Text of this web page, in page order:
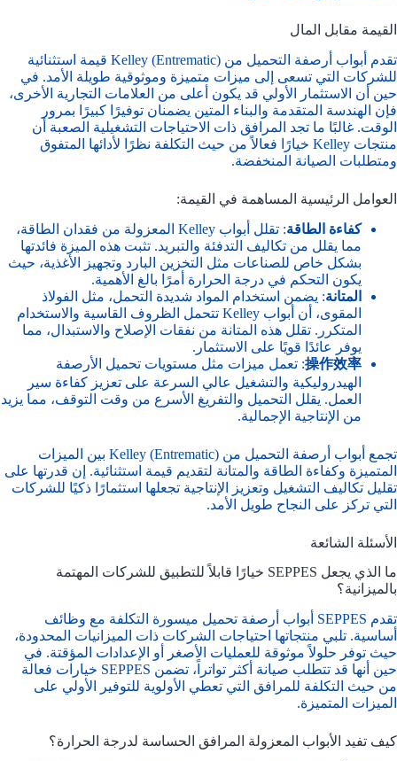
القيمة مقابل المال
تقدم أبواب أرصفة التحميل من Kelley (Entrematic) قيمة استثنائية
للشركات التي تسعى إلى ميزات متميزة وموثوقية طويلة الأمد. في
حين أن الاستثمار الأولي قد يكون أعلى من العلامات التجارية الأخرى،
فإن الهندسة المتقدمة والبناء المتين يضمنان توفيرًا كبيرًا بمرور
الوقت. غالبًا ما تجد المرافق ذات الاحتياجات التشغيلية الصعبة أن
منتجات Kelley خيارًا فعالاً من حيث التكلفة نظرًا لأدائها المتفوق
ومتطلبات الصيانة المنخفضة.
العوامل الرئيسية المساهمة في القيمة:
كفاءة الطاقة
: تقلل أبواب Kelley المعزولة من فقدان الطاقة،
مما يقلل من تكاليف التدفئة والتبريد. تثبت هذه الميزة فائدتها
بشكل خاص للصناعات مثل التخزين البارد وتجهيز الأغذية، حيث
يكون التحكم في درجة الحرارة أمرًا بالغ الأهمية.
المتانة: يضمن استخدام المواد شديدة التحمل، مثل الفولاذ
المقوى، أن أبواب Kelley تتحمل الظروف القاسية والاستخدام
المتكرر. تقلل هذه المتانة من نفقات الإصلاح والاستبدال، مما
يوفر عائدًا قويًا على الاستثمار.
操作效率: تعمل ميزات مثل مستويات تحميل الأرصفة
الهيدروليكية والتشغيل عالي السرعة على تعزيز كفاءة سير
العمل. يقلل التحميل والتفريغ الأسرع من وقت التوقف، مما يزيد
من الإنتاجية الإجمالية.
تجمع أبواب أرصفة التحميل من Kelley (Entrematic) بين الميزات
المتميزة وكفاءة الطاقة والمتانة لتقديم قيمة استثنائية. إن قدرتها على
تقليل تكاليف التشغيل وتعزيز الإنتاجية تجعلها استثمارًا ذكيًا للشركات
التي تركز على النجاح طويل الأمد.
الأسئلة الشائعة
ما الذي يجعل SEPPES خيارًا قابلاً للتطبيق للشركات المهتمة
بالميزانية؟
تقدم SEPPES أبواب أرصفة تحميل ميسورة التكلفة مع وظائف
أساسية. تلبي منتجاتها احتياجات الشركات ذات الميزانيات المحدودة،
حيث توفر حلولاً موثوقة للعمليات الأصغر أو الإعدادات المؤقتة. في
حين أنها قد تتطلب صيانة أكثر تواتراً، تضمن SEPPES خيارات فعالة
من حيث التكلفة للمرافق التي تعطي الأولوية للتوفير الأولي على
الميزات المتميزة.
كيف تفيد الأبواب المعزولة المرافق الحساسة لدرجة الحرارة؟